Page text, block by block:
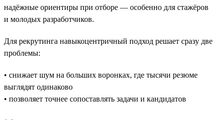
надёжные ориентиры при отборе — особенно для стажёров
и молодых разработчиков.
Для рекрутинга навыкоцентричный подход решает сразу две
проблемы:
• снижает шум на больших воронках, где тысячи резюме
выглядят одинаково
• позволяет точнее сопоставлять задачи и кандидатов